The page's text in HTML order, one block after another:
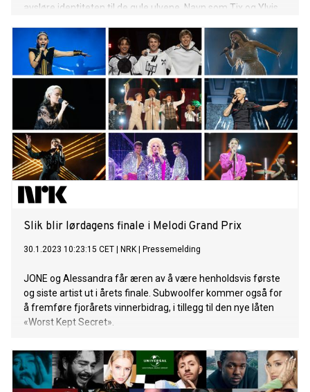
avsløre identiteten til de gule ulvene. Navn som Tix og Ylvis
Adams og Gaute Ormåsen som er bak Subwoolfer-duoen.
“It’s been the weirdest year of our lives - and keeping ‘the
worst kept secret in Norway’ has been challenging! From
Alan Walker to Tix to Ylvis to other randoms, the rumour mill
has been a wild ride. But we rode it. One question
remains…..who is Dj Astronaut!? See you on the other side
for Subwoolfer 2.0!”, sier Ben om det siste året. Subwoolfer
er galaksens største band, og består av brødrene Keith og
Jim. Duoen har vært aktiv i ca. 4,5 milliarder år, og har vært
bosatt på månen det siste århundret. Der har de brukt tiden
på å slappe av
Slik blir lørdagens finale i Melodi Grand Prix
30.1.2023 10:23:15 CET NRK Pressemelding
JONE og Alessandra får æren av å være henholdsvis første
og siste artist ut i årets finale. Subwoolfer kommer også for
å fremføre fjorårets vinnerbidrag, i tillegg til den nye låten
«Worst Kept Secret».